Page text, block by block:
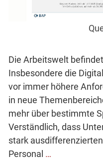
Die Arbeitswelt
Insbesondere die
vor immer höhere
in neue
mehr über bestimmte
Verständlich, dass
stark
Personal …